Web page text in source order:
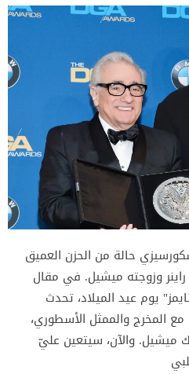
حالة من الحزن العميق
وزوجته ميشيل. في مقال
يوم عيد الميلاد، تحدث
المخرج والممثل الأسطوري،
ميشيل. والآن، سيتعين عليّ